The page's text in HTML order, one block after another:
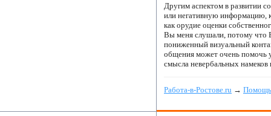
Другим аспектом в развитии
или негативную информацию,
как орудие оценки
Вы меня слушали, потому что
пониженный визуальный
общения может очень помочь
смысла невербальных
Работа-в-Ростове.ru → Помощь